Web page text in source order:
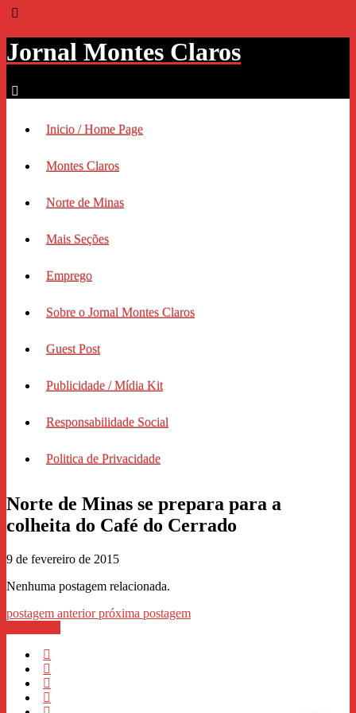
Jornal Montes Claros
Inicio / Home Page
Montes Claros
Norte de Minas
Mais Seções
Emprego
Sobre o Jornal Montes Claros
Guest Post
Publicidade / Mídia Kit
Responsabilidade Social
Politica de Privacidade
Norte de Minas se prepara para a
colheita do Café do Cerrado
9 de fevereiro de 2015
Nenhuma postagem relacionada.
postagem anteriorpróxima postagem